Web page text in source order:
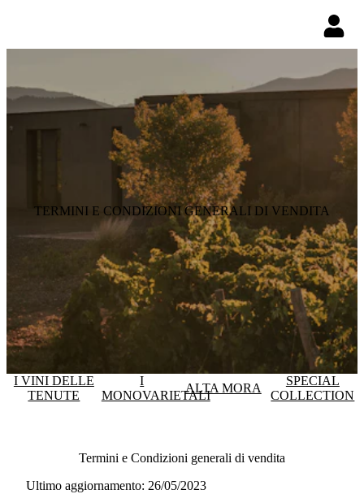
TERMINI E CONDIZIONI GENERALI DI VENDITA
I VINI DELLE
TENUTE
I
MONOVARIETALI
ALTA MORA
SPECIAL
COLLECTION
Termini e Condizioni generali di vendita
Ultimo aggiornamento: 26/05/2023